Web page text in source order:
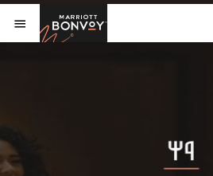
Skip to Content